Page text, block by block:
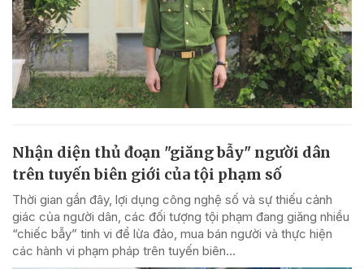
Nhận diện thủ đoạn "giăng bẫy" người dân
trên tuyến biên giới của tội phạm số
Thời gian gần đây, lợi dụng công nghệ số và sự thiếu cảnh
giác của người dân, các đối tượng tội phạm đang giăng nhiều
“chiếc bẫy” tinh vi để lừa đảo, mua bán người và thực hiện
các hành vi phạm pháp trên tuyến biên...